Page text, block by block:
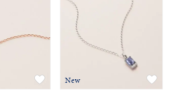
New